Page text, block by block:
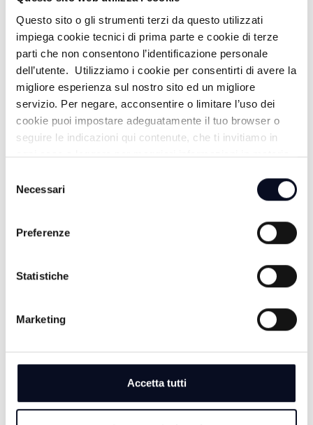
Questo sito o gli strumenti terzi da questo utilizzati
impiega cookie tecnici di prima parte e cookie di terze
parti che non consentono l’identificazione personale
dell’utente. Utilizziamo i cookie per consentirti di avere la
migliore esperienza sul nostro sito ed un migliore
servizio. Per negare, acconsentire o limitare l’uso dei
cookie puoi impostare adeguatamente il tuo browser o
seguire le indicazioni qui contenute, che ti invitiamo in
ogni caso a leggere per maggiori informazioni in materia
delNecessari
Preferenze
Statistiche
Marketing
Accetta tutti
SAN MARINO: Caldo e siccità, dichiarato lo stato di
saluto a Guccini, "Non morirà mai"
ROMAGNA: Case vacanza fantasma, come difendersi
dalle truffe | VIDEO